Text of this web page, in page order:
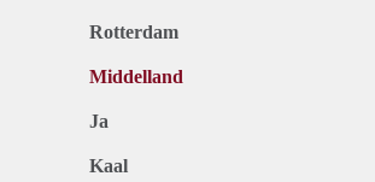
Rotterdam
Middelland
Ja
Kaal